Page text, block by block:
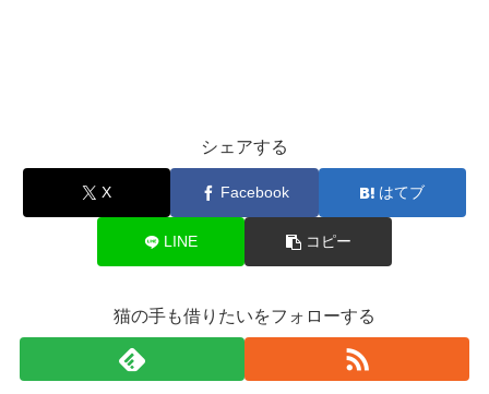
シェアする
X Facebook はてブ
LINE コピー
猫の手も借りたいをフォローする